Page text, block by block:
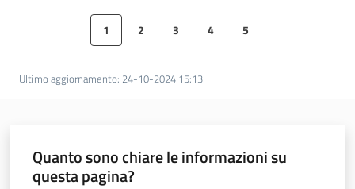
Pagina precedente
Pagina
1 Pagina
2 Pagina
3 Pagina
4 Pagina
5
Ultimo aggiornamento: 24-10-2024 15:13
Quanto sono chiare le informazioni su
questa pagina?